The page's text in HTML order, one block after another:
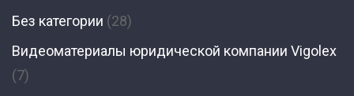
Без категории (28)
Видеоматериалы юридической компании Vigolex
(7)